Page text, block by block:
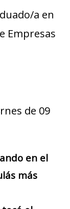
a en
Empresas
de 09
en el
más